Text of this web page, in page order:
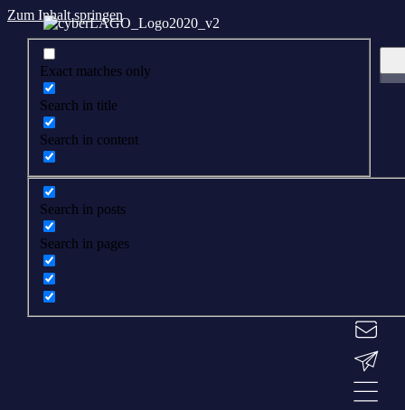
Zum Inhalt springen
Exact matches only
Search in title
Search in content
Search in posts
Search in pages